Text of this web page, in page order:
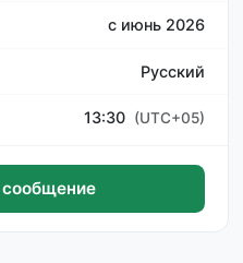
с июнь 2026
Русский
13:30 (UTC+05)